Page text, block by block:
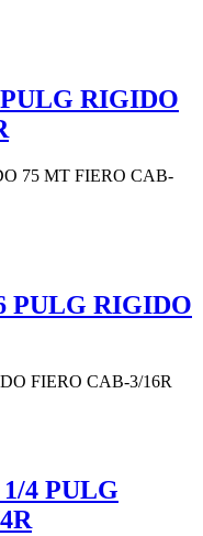
RIGIDO
75 MT FIERO CAB-
PULG RIGIDO
FIERO CAB-3/16R
4 PULG